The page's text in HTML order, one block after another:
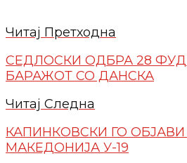
Читај Претходна
СЕДЛОСКИ ОДБРА 28
БАРАЖОТ СО ДАНСКА
Читај Следна
КАПИНКОВСКИ ГО
МАКЕДОНИЈА У-19